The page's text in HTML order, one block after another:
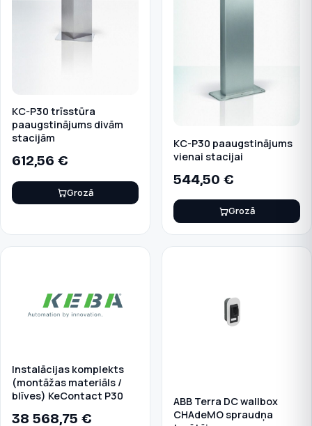
KC-P30 trīsstūra
paaugstinājums divām
stacijām
612,56 €
Grozā
KC-P30 paaugstinājums
vienai stacijai
544,50 €
Grozā
Instalācijas komplekts
(montāžas materiāls /
blīves) KeContact P30
38 568,75 €
ABB Terra DC wallbox
CHAdeMO spraudņa